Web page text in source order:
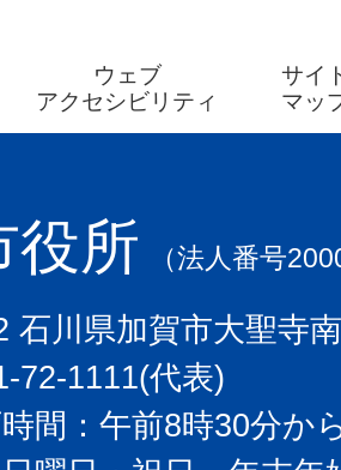
ウェブ
アクセシビリティ
サイ
マッ
役所 （法人番号
石川県加賀市大聖寺
72-1111(代表)
間：午前8時30分か